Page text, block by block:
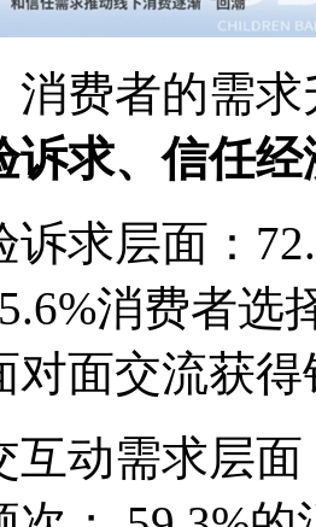
者的需求
诉求、信任经
层面：
消费者选
对面交流获
需求层面